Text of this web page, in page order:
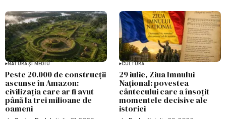
NATURĂ ȘI MEDIU
Peste 20.000 de construcții
ascunse în Amazon:
civilizația care ar fi avut
până la trei milioane de
oameni
CULTURĂ
29 iulie, Ziua Imnului
Național: povestea
cântecului care a însoțit
momentele decisive ale
istoriei